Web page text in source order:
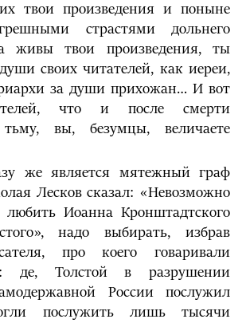
твои произведения и поныне
страстями дольнего
живы твои произведения, ты
своих читателей, как иереи,
за души прихожан… И вот
что и после смерти
тьму, вы, безумцы, величаете
же является мятежный граф
Лесков сказал: «Невозможно
любить Иоанна Кронштадтского
надо выбирать, избрав
про коего говаривали
де, Толстой в разрушении
России послужил
послужить лишь тысячи